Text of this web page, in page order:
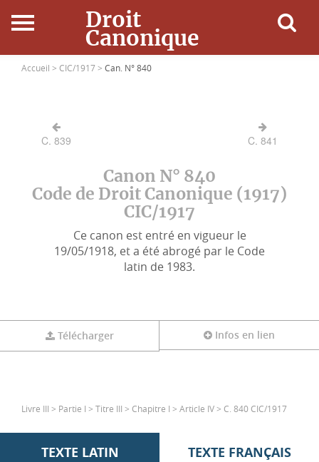
Droit
Canonique
Accueil
Ressources
Accueil > CIC/1917 > Can. N° 840
C. 839 C. 841
Canon N° 840
Code de Droit Canonique (1917)
CIC/1917
Ce canon est entré en vigueur le
19/05/1918, et a été abrogé par le Code
latin de 1983.
Télécharger Infos en lien
Livre III > Partie I > Titre III > Chapitre I > Article IV > C. 840 CIC/1917
TEXTE LATIN TEXTE FRANÇAIS